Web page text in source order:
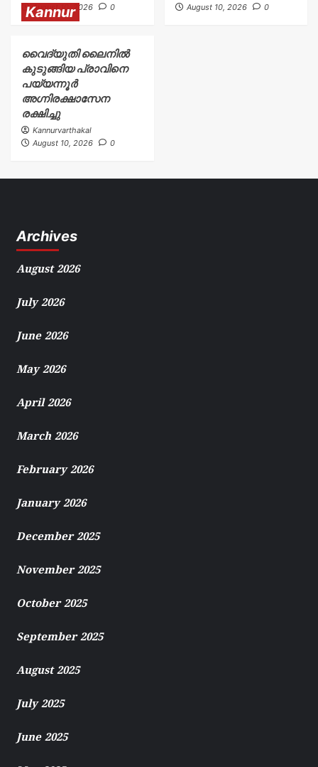
August 10, 2026
0
August 10, 2026
0
Kannur
വൈദ്യുതി ലൈനിൽ
കുടുങ്ങിയ പ്രാവിനെ
പയ്യന്നൂർ
അഗ്നിരക്ഷാസേന
രക്ഷിച്ചു
Kannurvarthakal
August 10, 2026
0
Archives
August 2026
July 2026
June 2026
May 2026
April 2026
March 2026
February 2026
January 2026
December 2025
November 2025
October 2025
September 2025
August 2025
July 2025
June 2025